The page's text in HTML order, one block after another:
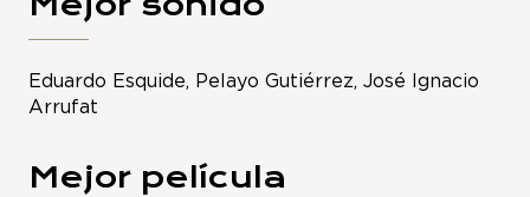
Eduardo Esquide, Pelayo Gutiérrez, José Ignacio
Arrufat
Mejor película